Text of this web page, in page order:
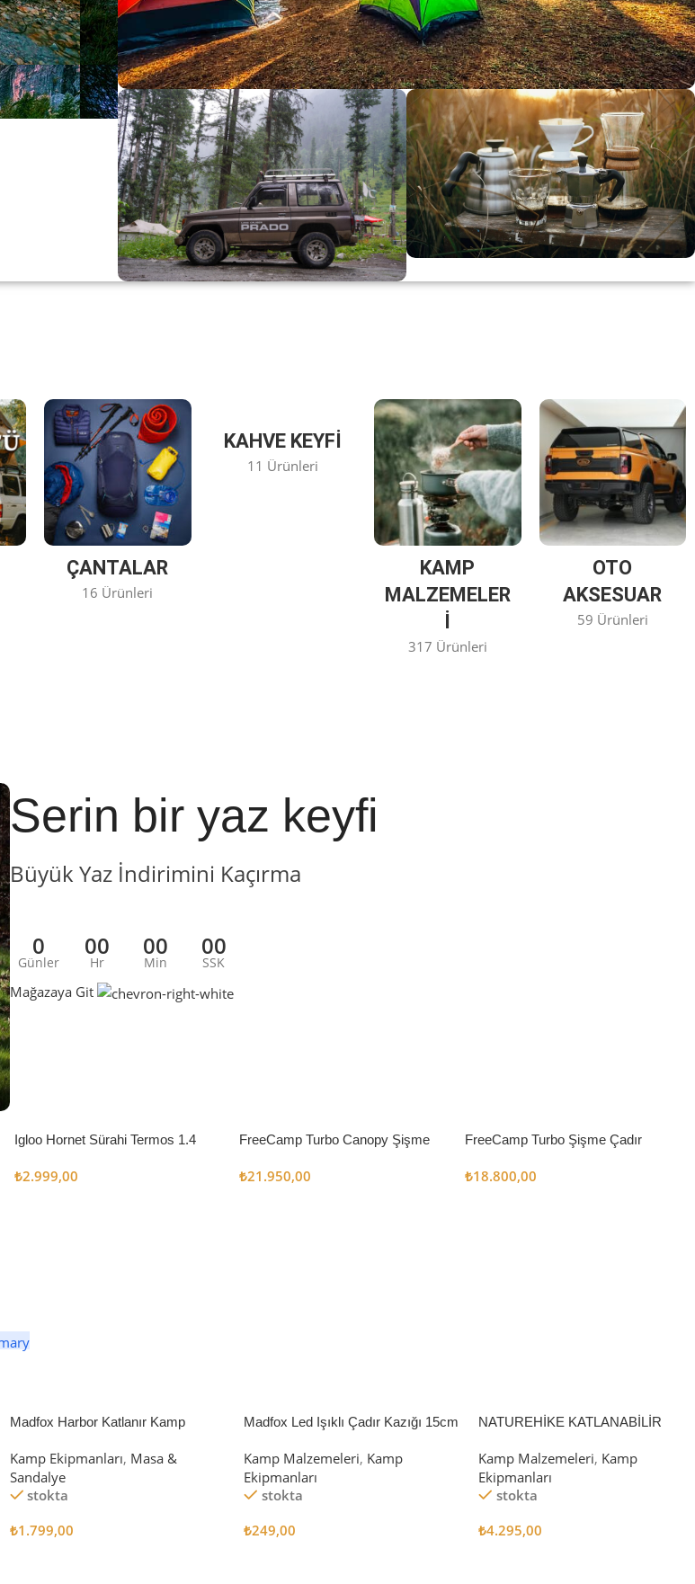
Büyük Yaz İndirimi
0
Günler
00
Hr
00
Min
00
SSK
Alışverişe Başla
ÇANTALAR
16 Ürünleri
KAHVE KEYFİ
11 Ürünleri
KAMP
MALZEMELER
317 Ürünleri
OTO
AKSESUAR
59 Ürünleri
Serin bir yaz keyfi
Büyük Yaz İndirimini Kaçırma
0
Günler
00
Hr
00
Min
00
SSK
Mağazaya Git
Igloo Hornet Sürahi Termos 1.4
₺2.999,00
FreeCamp Turbo Canopy Şişme
₺21.950,00
FreeCamp Turbo Şişme Çadır
₺18.800,00
Madfox Harbor Katlanır Kamp
Kamp Ekipmanları, Masa &
Sandalye
stokta
₺1.799,00
Madfox Led Işıklı Çadır Kazığı 15cm
Kamp Malzemeleri, Kamp
Ekipmanları
stokta
₺249,00
NATUREHİKE KATLANABİLİR
Kamp Malzemeleri, Kamp
Ekipmanları
stokta
₺4.295,00